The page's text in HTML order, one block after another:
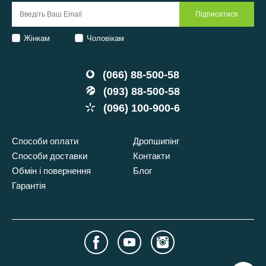
(066) 88-500-58
(093) 88-500-58
(096) 100-900-6
Способи оплати
Способи доставки
Обмін і повернення
Гарантія
Дропшипінг
Контакти
Блог
Жінкам Чоловікам